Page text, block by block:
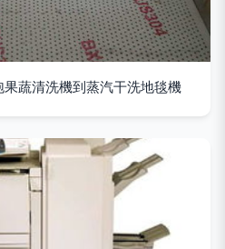
蔬清洗機到蒸汽干洗地毯機